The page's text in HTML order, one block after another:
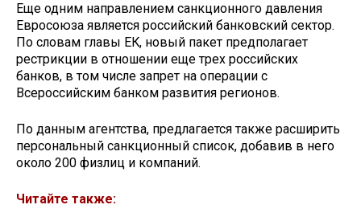
Еще одним направлением санкционного давления
Евросоюза является российский банковский сектор.
По словам главы ЕК, новый пакет предполагает
рестрикции в отношении еще трех российских
банков, в том числе запрет на операции с
Всероссийским банком развития регионов.
По данным агентства, предлагается также расширить
персональный санкционный список, добавив в него
около 200 физлиц и компаний.
Читайте также: